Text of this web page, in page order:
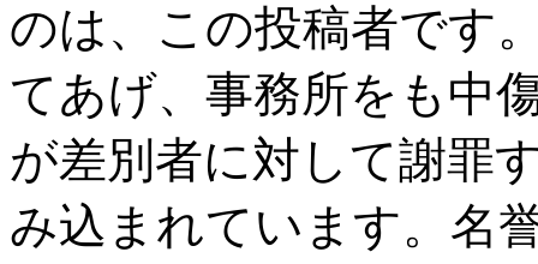
のは、この投稿者です
てあげ、事務所をも中
が差別者に対して謝罪
み込まれています。名